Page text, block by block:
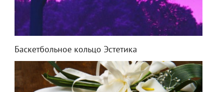
Баскетбольное кольцо Эстетика